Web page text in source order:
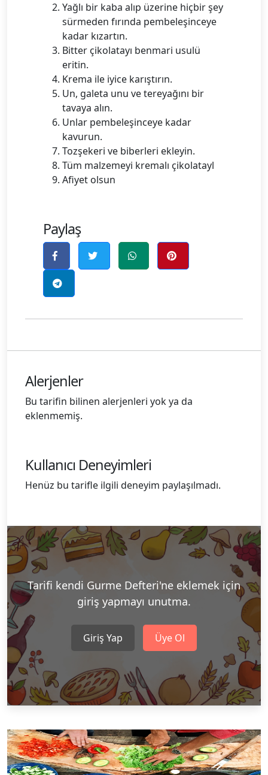
Yağlı bir kaba alıp üzerine hiçbir şey
sürmeden fırında pembeleşinceye
kadar kızartın.
Bitter çikolatayı benmari usulü
eritin.
Krema ile iyice karıştırın.
Un, galeta unu ve tereyağını bir
tavaya alın.
Unlar pembeleşinceye kadar
kavurun.
Tozşekeri ve biberleri ekleyin.
Tüm malzemeyi kremalı çikolatayl
Afiyet olsun
Paylaş
Alerjenler
Bu tarifin bilinen alerjenleri yok ya da
eklenmemiş.
Kullanıcı Deneyimleri
Henüz bu tarifle ilgili deneyim paylaşılmadı.
Tarifi kendi Gurme Defteri'ne eklemek için
giriş yapmayı unutma.
Giriş Yap Üye Ol